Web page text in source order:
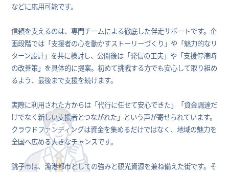
などに応用可能です。
信頼を支えるのは、専門チームによる徹底した伴走サポートです。企
画段階では「支援者の心を動かすストーリーづくり」や「魅力的なリ
ターン設計」を共に検討し、公開後は「発信の工夫」や「支援停滞時
の改善策」を具体的に提案。初めて挑戦する方でも安心して取り組め
るよう、最後まで支援を続けます。
実際に利用された方からは「代行に任せて安心できた」「資金調達だ
けでなく新しい支援者とつながれた」という声が寄せられています。
クラウドファンディングは資金を集めるだけではなく、地域の魅力を
全国へ広める大きなチャンスです。
銚子市は、漁港都市としての強みと観光資源を兼ね備えた街です。そ